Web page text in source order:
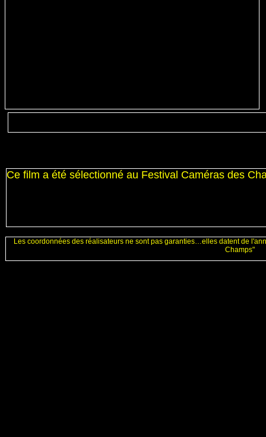
Les coordonnées des réalisateurs ne sont pas garanties…elles datent de
Champs"
Ce film a été sélectionné au Festival Caméras des